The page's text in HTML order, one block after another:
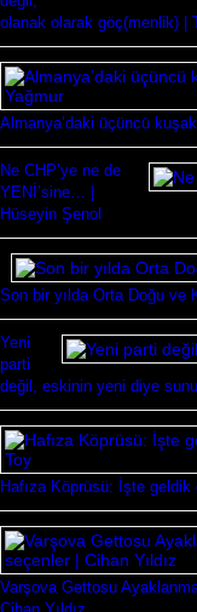
olanak olarak göç(menlik) |
Almanya’daki üçüncü
Ne CHP’ye ne de
YENİ’sine… |
Hüseyin Şenol
Son bir yılda Orta Doğu ve
Yeni
parti
değil, eskinin yeni diye
Hafıza Köprüsü: İşte
Varşova Gettosu